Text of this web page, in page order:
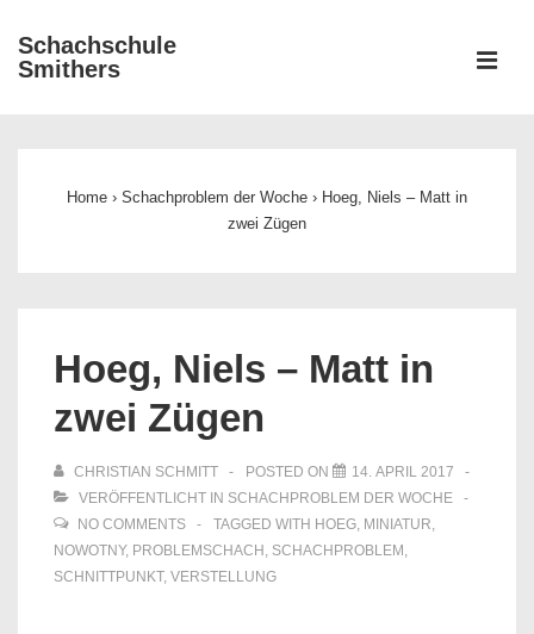
Zum
Inhalt
Schachschule
Smithers
Home › Schachproblem der Woche › Hoeg, Niels – Matt in
zwei Zügen
Hoeg, Niels – Matt in
zwei Zügen
CHRISTIAN SCHMITT POSTED ON
14. APRIL 2017
VERÖFFENTLICHT IN SCHACHPROBLEM DER WOCHE
NO COMMENTS
TAGGED WITH HOEG, MINIATUR,
NOWOTNY, PROBLEMSCHACH , SCHACHPROBLEM ,
SCHNITTPUNKT, VERSTELLUNG